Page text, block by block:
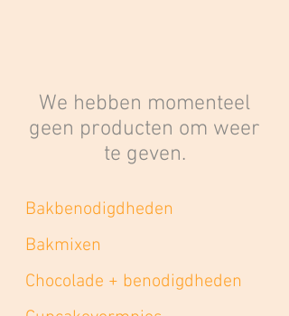
We hebben momenteel
geen producten om weer
te geven.
Bakbenodigdheden
Bakmixen
Chocolade + benodigdheden